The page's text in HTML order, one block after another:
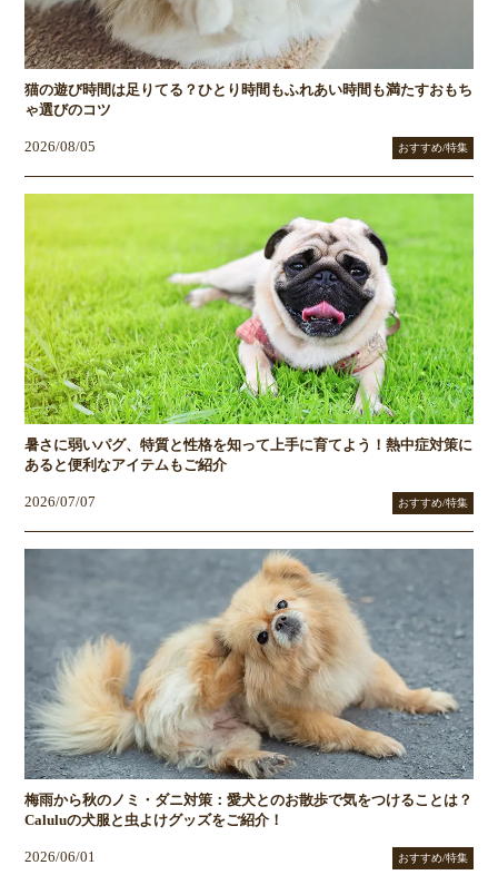
猫の遊び時間は足りてる？ひとり時間もふれあい時間も満たすおもち
ゃ選びのコツ
2026/08/05 おすすめ/特集
暑さに弱いパグ、特質と性格を知って上手に育てよう！熱中症対策に
あると便利なアイテムもご紹介
2026/07/07 おすすめ/特集
梅雨から秋のノミ・ダニ対策：愛犬とのお散歩で気をつけることは？
Caluluの犬服と虫よけグッズをご紹介！
2026/06/01 おすすめ/特集